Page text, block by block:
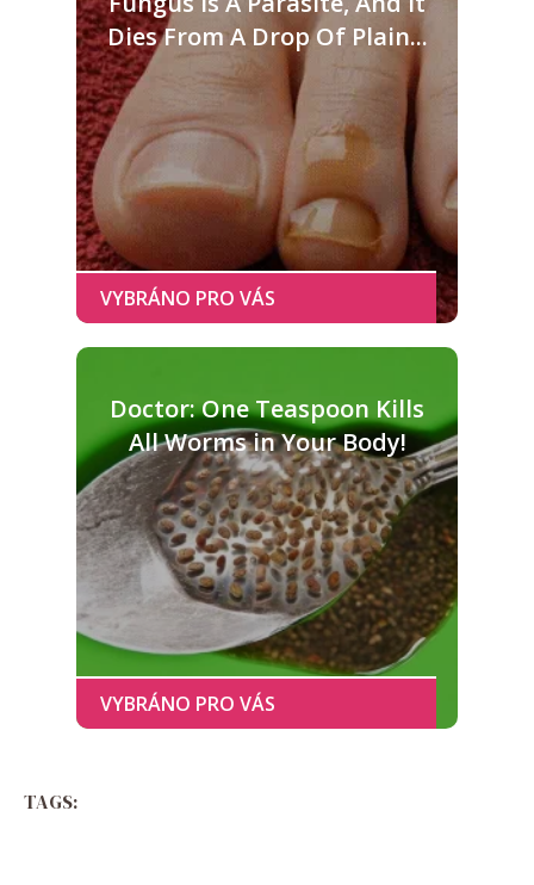
Dies From A Drop Of Plain...
Doctor: One Teaspoon Kills
All Worms in Your Body!
TAGS: